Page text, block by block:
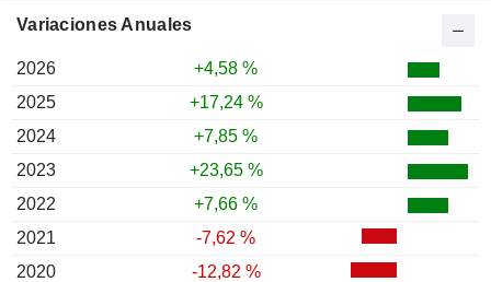
Variaciones Anuales
2026
+4,58 %
2025
+17,24 %
2024
+7,85 %
2023
+23,65 %
2022
+7,66 %
2021
-7,62 %
2020
-12,82 %